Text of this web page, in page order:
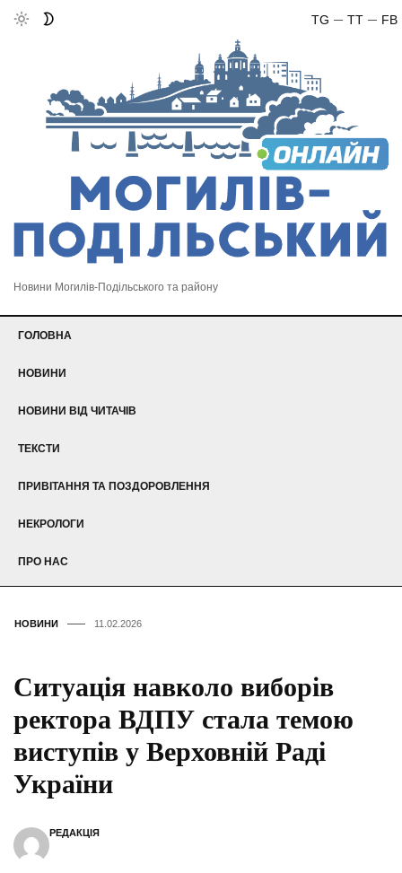
FB
TT
TG
Новини Могилів-Подільського та району
ГОЛОВНА
НОВИНИ
НОВИНИ ВІД ЧИТАЧІВ
ТЕКСТИ
ПРИВІТАННЯ ТА ПОЗДОРОВЛЕННЯ
НЕКРОЛОГИ
ПРО НАС
НОВИНИ 11.02.2026
Ситуація навколо виборів
ректора ВДПУ стала темою
виступів у Верховній Раді
України
РЕДАКЦІЯ